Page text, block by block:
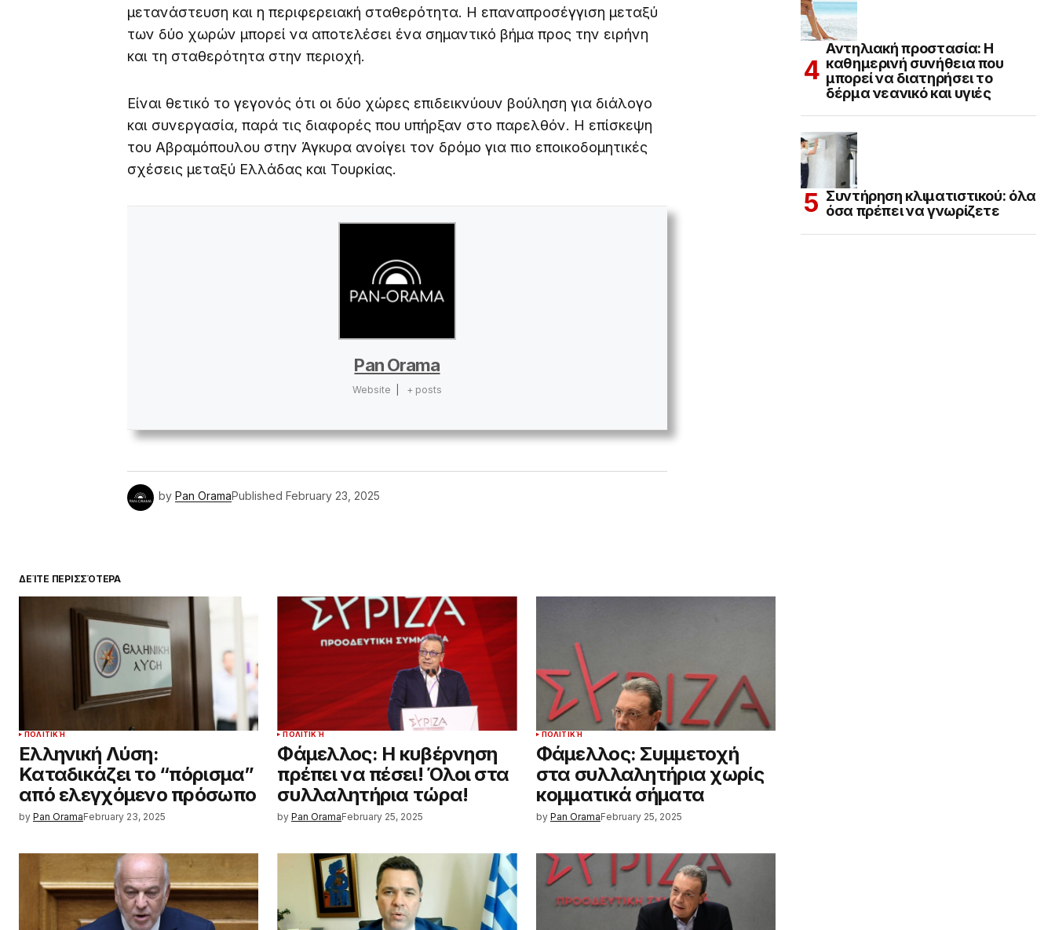
μετανάστευση και η περιφερειακή σταθερότητα. Η επαναπροσέγγιση μεταξύ
των δύο χωρών μπορεί να αποτελέσει ένα σημαντικό βήμα προς την ειρήνη
και τη σταθερότητα στην περιοχή.
Είναι θετικό το γεγονός ότι οι δύο χώρες επιδεικνύουν βούληση για διάλογο
και συνεργασία, παρά τις διαφορές που υπήρξαν στο παρελθόν. Η επίσκεψη
του Αβραμόπουλου στην Άγκυρα ανοίγει τον δρόμο για πιο εποικοδομητικές
σχέσεις μεταξύ Ελλάδας και Τουρκίας.
Pan Orama
Website + posts
by Pan OramaPublished February 23, 2025
ΔΕΊΤΕ ΠΕΡΙΣΣΌΤΕΡΑ
ΠΟΛΙΤΙΚΉ
Ελληνική Λύση:
Καταδικάζει το “πόρισμα”
από ελεγχόμενο πρόσωπο
by Pan OramaFebruary 23, 2025
ΠΟΛΙΤΙΚΉ
Φάμελλος: Η κυβέρνηση
πρέπει να πέσει! Όλοι στα
συλλαλητήρια τώρα!
by Pan OramaFebruary 25, 2025
ΠΟΛΙΤΙΚΉ
Φάμελλος: Συμμετοχή
στα συλλαλητήρια χωρίς
κομματικά σήματα
by Pan OramaFebruary 25, 2025
Αντηλιακή προστασία: Η
καθημερινή συνήθεια που
μπορεί να διατηρήσει το
δέρμα νεανικό και υγιές
Συντήρηση κλιματιστικού: όλα
όσα πρέπει να γνωρίζετε